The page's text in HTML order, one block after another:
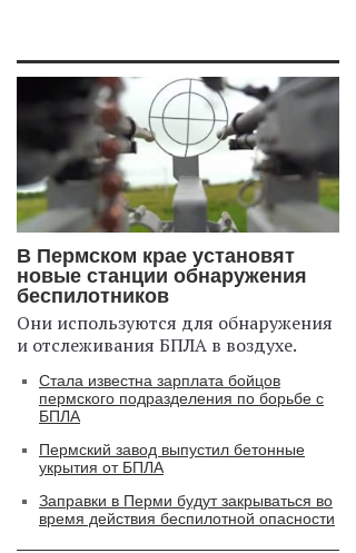
В Пермском крае установят
новые станции обнаружения
беспилотников
Они используются для обнаружения
и отслеживания БПЛА в воздухе.
Стала известна зарплата бойцов
пермского подразделения по борьбе с
БПЛА
Пермский завод выпустил бетонные
укрытия от БПЛА
Заправки в Перми будут закрываться во
время действия беспилотной опасности